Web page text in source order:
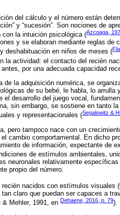
del cálculo y el número están
y “sucesión”. Son nociones de
con la intuición psicológica (Azcoaga,
y se elaboran mediante reglas de
deshabituación en niños de meses (
la actividad: el contacto del recién
por una adecuada capacidad
de la adquisición numérica, se
de su bebé, le habla, lo
el desarrollo del juego vocal,
sin embargo, se sostiene en tanto
y representacionales (Segalowitz &
pero tampoco nace con un
cambio comportamental. En dicho
de información, expectante de
de estímulos ambientales,
neuronales relativamente
propio del número.
recién nacidos con estímulos visuales (
claro que puedan ser capaces a
Mehler, 1991, en Dehaene, 2016, p. 79).